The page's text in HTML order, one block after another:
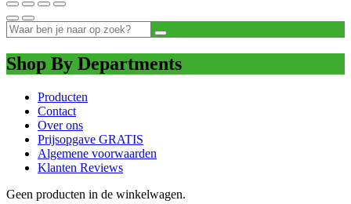
Shop By Departments
Producten
Contact
Over ons
Prijsopgave GRATIS
Algemene voorwaarden
Klanten Reviews
Geen producten in de winkelwagen.